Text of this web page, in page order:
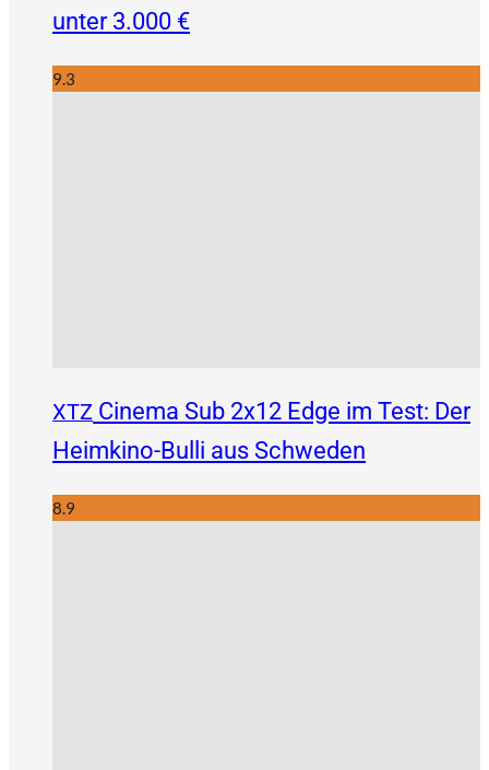
unter 3.000 €
9.3
XTZ Cinema Sub 2x12 Edge im Test: Der
Heimkino-Bulli aus Schweden
8.9